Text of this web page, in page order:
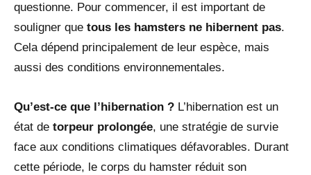
questionne. Pour commencer, il est important de
souligner que tous les hamsters ne hibernent pas.
Cela dépend principalement de leur espèce, mais
aussi des conditions environnementales.
Qu’est-ce que l’hibernation ? L’hibernation est un
état de torpeur prolongée, une stratégie de survie
face aux conditions climatiques défavorables. Durant
cette période, le corps du hamster réduit son